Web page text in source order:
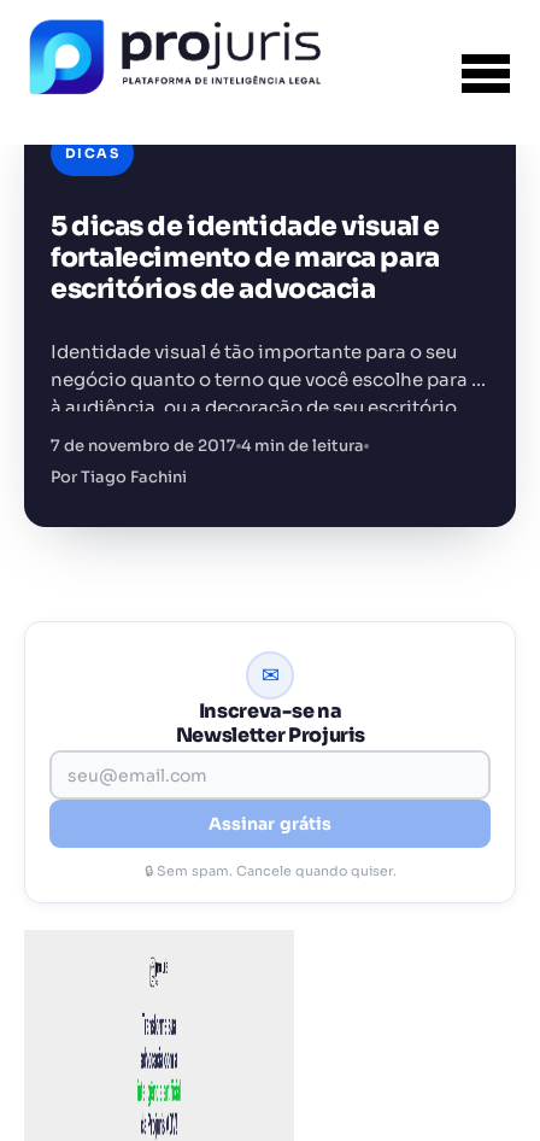
DICAS
5 dicas de identidade visual e
fortalecimento de marca para
escritórios de advocacia
Identidade visual é tão importante para o seu
negócio quanto o terno que você escolhe para ir
à audiência, ou a decoração de seu escritório.
Contudo, muitas vezes este é um fator…
7 de novembro de 2017 4 min de leitura
Por Tiago Fachini
✉
Inscreva-se na
Newsletter Projuris
Assinar grátis
🔒 Sem spam. Cancele quando quiser.
FERRAMENTA RECOMENDADA PARA ESTE
CONTEÚDO
Gestão de Contratos
+14.000 juristas